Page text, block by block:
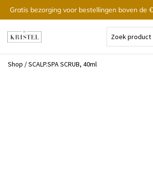
Gratis bezorging voor bestellingen boven de
Shop /SCALP.SPA SCRUB, 40ml